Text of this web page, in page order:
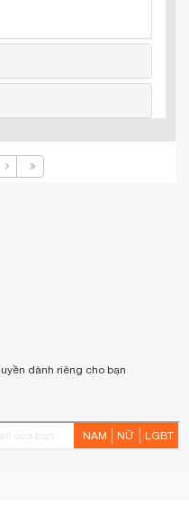
dành riêng cho bạn
NAM NỮ LGBT